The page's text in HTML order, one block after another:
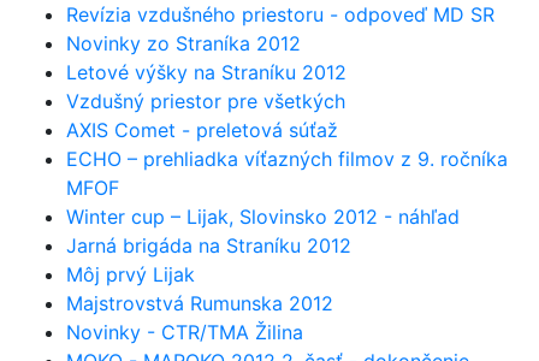
Revízia vzdušného priestoru - odpoveď MD SR
Novinky zo Straníka 2012
Letové výšky na Straníku 2012
Vzdušný priestor pre všetkých
AXIS Comet - preletová súťaž
ECHO – prehliadka víťazných filmov z 9. ročníka
MFOF
Winter cup – Lijak, Slovinsko 2012 - náhľad
Jarná brigáda na Straníku 2012
Môj prvý Lijak
Majstrovstvá Rumunska 2012
Novinky - CTR/TMA Žilina